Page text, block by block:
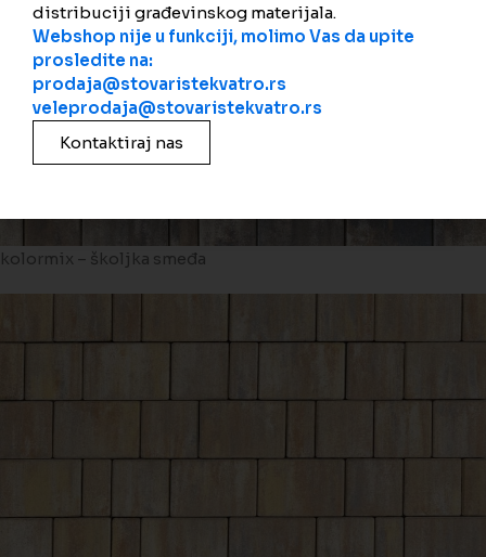
kolormix – školjka smeđa
distribuciji građevinskog materijala.
Webshop nije u funkciji, molimo Vas da upite
prosledite na:
prodaja@stovaristekvatro.rs
veleprodaja@stovaristekvatro.rs
Kontaktiraj nas